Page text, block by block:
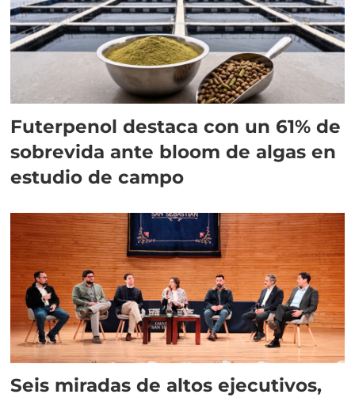
Futerpenol destaca con un 61% de
sobrevida ante bloom de algas en
estudio de campo
Seis miradas de altos ejecutivos,